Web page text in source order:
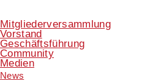
Mitgliederversammlung
Vorstand
Geschäftsführung
Community
Medien
News